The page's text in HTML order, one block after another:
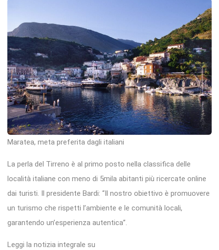
Maratea, meta preferita dagli italiani
La perla del Tirreno è al primo posto nella classifica delle
località italiane con meno di 5mila abitanti più ricercate online
dai turisti. Il presidente Bardi: “Il nostro obiettivo è promuovere
un turismo che rispetti l’ambiente e le comunità locali,
garantendo un’esperienza autentica”.
Leggi la notizia integrale su